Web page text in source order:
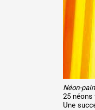
Néon-
25 néons
Une